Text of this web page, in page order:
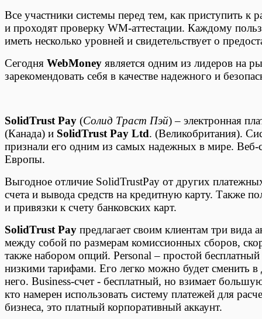
Все участники системы перед тем, как приступить к
и проходят проверку WM-аттестации. Каждому
иметь несколько уровней и свидетельствует о
Сегодня WebMoney является одним из лидеров на
зарекомендовать себя в качестве надежного и
SolidTrust Pay (Солид Траст Пэй) – электронная
(Канада) и SolidTrust Pay Ltd. (Великобритания).
признали его одним из самых надежных в мире. Веб-
Европы.
Выгодное отличие SolidTrustPay от других
счета и вывода средств на кредитную карту. Также
и привязки к счету банковских карт.
SolidTrust Pay предлагает своим клиентам три вида
между собой по размерам комиссионных сборов,
также набором опций. Personal – простой
низкими тарифами. Его легко можно будет сменить
него. Business-счет - бесплатный, но взимает
кто намерен использовать систему платежей для
бизнеса, это платный корпоративный аккаунт.